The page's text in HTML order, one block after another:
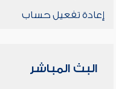
إعادة تفعيل حساب
البث المباشر